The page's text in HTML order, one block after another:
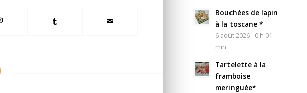
Bouchées de lapin
à la toscane *
6 août 2026 - 0 h 01
min
Tartelette à la
framboise
meringuée*